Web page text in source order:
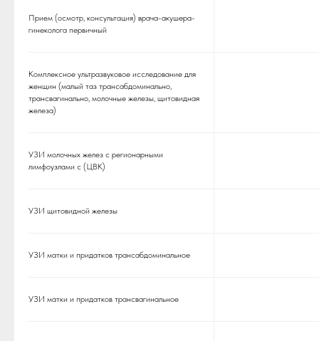
Прием (осмотр, консультация) врача-акушера-
гинеколога первичный
Комплексное ультразвуковое исследование для
женщин (малый таз трансабдоминально,
трансвагинально, молочные железы, щитовидная
железа)
УЗИ молочных желез с регионарными
лимфоузлами с (ЦВК)
УЗИ щитовидной железы
УЗИ матки и придатков трансабдоминальное
УЗИ матки и придатков трансвагинальное